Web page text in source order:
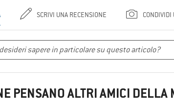
SCRIVI UNA RECENSIONE
PENSANO ALTRI AMICI